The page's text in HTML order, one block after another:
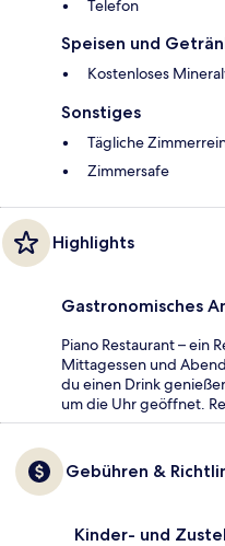
Telefon
Speisen und
Kostenloses
Sonstiges
Tägliche
Zimmersafe
Highlights
Gastronomisches
Piano Restaurant – ein
Mittagessen und
du einen Drink
um die Uhr geöffnet.
Gebühren &
Kinder- und